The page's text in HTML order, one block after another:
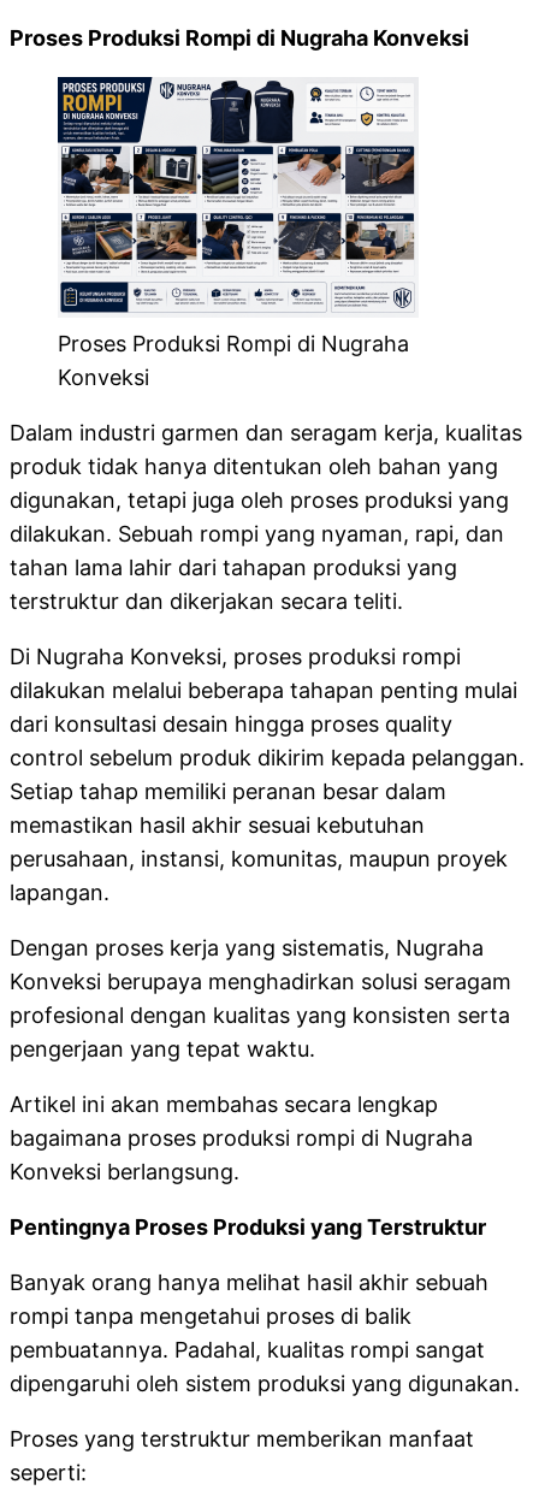
Proses Produksi Rompi di Nugraha Konveksi
Proses Produksi Rompi di Nugraha
Konveksi
Dalam industri garmen dan seragam kerja, kualitas
produk tidak hanya ditentukan oleh bahan yang
digunakan, tetapi juga oleh proses produksi yang
dilakukan. Sebuah rompi yang nyaman, rapi, dan
tahan lama lahir dari tahapan produksi yang
terstruktur dan dikerjakan secara teliti.
Di Nugraha Konveksi, proses produksi rompi
dilakukan melalui beberapa tahapan penting mulai
dari konsultasi desain hingga proses quality
control sebelum produk dikirim kepada pelanggan.
Setiap tahap memiliki peranan besar dalam
memastikan hasil akhir sesuai kebutuhan
perusahaan, instansi, komunitas, maupun proyek
lapangan.
Dengan proses kerja yang sistematis, Nugraha
Konveksi berupaya menghadirkan solusi seragam
profesional dengan kualitas yang konsisten serta
pengerjaan yang tepat waktu.
Artikel ini akan membahas secara lengkap
bagaimana proses produksi rompi di Nugraha
Konveksi berlangsung.
Pentingnya Proses Produksi yang Terstruktur
Banyak orang hanya melihat hasil akhir sebuah
rompi tanpa mengetahui proses di balik
pembuatannya. Padahal, kualitas rompi sangat
dipengaruhi oleh sistem produksi yang digunakan.
Proses yang terstruktur memberikan manfaat
seperti: